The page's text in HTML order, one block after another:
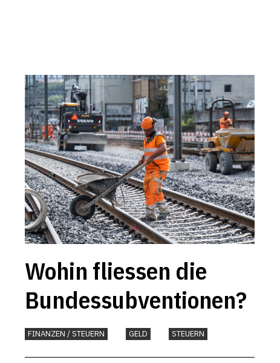
Wohin fliessen die
Bundessubventionen?
FINANZEN / STEUERN GELD STEUERN